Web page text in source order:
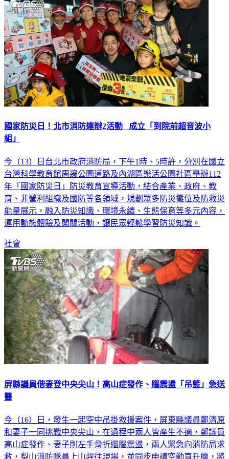
國家防災日！北市消防連辦2活動 成立「到院前超音波小
組」
今（13）日台北市政府消防局，下午1時、5時許，分別在國立
台灣科學教育館周邊公園道路及內湖區樂活公園社區舉辦112
年「國家防災日」防災教育宣導活動，結合產業、政府、教
育、非營利組織及國防等各領域，規劃眾多防災攤位及防救災
能量展示，融入防災知識、環境永續、生態保育等多元內容，
運用動態體驗及闖關活動，讓民眾輕鬆學習防災知識。
社會
屏縣議員偕妻登中央尖山！高山症發作、腦震盪「吊籃」急送
醫
今（16）日，發生一起空中吊掛救援案件，屏東縣議員鄭清原
和妻子一同挑戰中央尖山，在過程中兩人皆產生不適，鄭議員
高山症發作、妻子則左手骨折還腦震盪，兩人緊急向消防局求
救，梨山消防隊員上山趕往現場，並同步申請空勤直升機，將